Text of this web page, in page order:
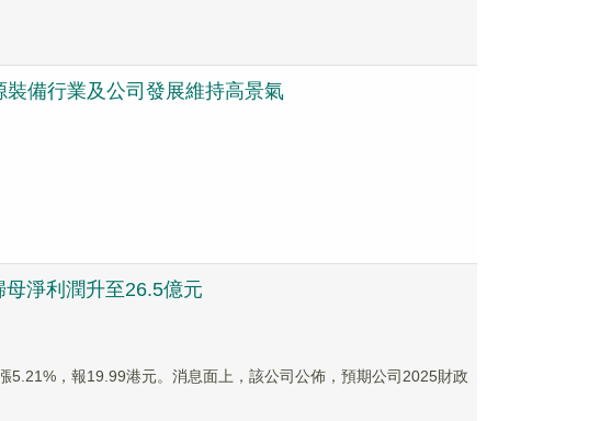
備行業及公司發展維持高景氣
母淨利潤升至26.5億元
5.21%，報19.99港元。消息面上，該公司公佈，預期公司2025財政